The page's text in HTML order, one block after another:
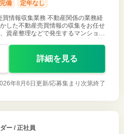
備 定年なし
情報収集業務 不動産関係の業務経
した不動産売買情報の収集をお任せ
資産整理などで発生するマンション
いたします。（どのような物件も検
詳細を見る
年8月6日更新/応募集まり次第終了
ー / 正社員